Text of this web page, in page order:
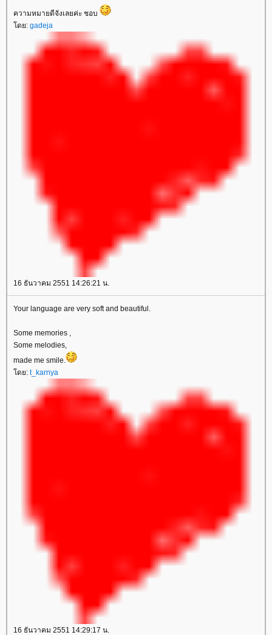
ความหมายดีจังเลยค่ะ ชอบ
ดย: gadeja
16 ธันวาคม 2551 14:26:21 น.
Your language are very soft and beautiful.
Some memories ,
Some melodies,
made me smile.
ดย: t_karnya
16 ธันวาคม 2551 14:29:17 น.